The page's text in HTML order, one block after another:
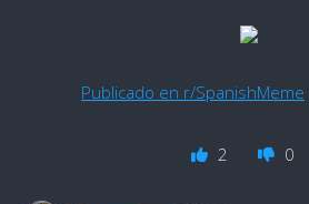
Publicado en r/SpanishMeme
2 0